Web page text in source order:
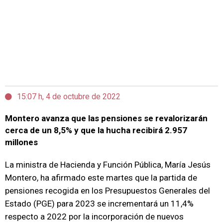
15:07 h, 4 de octubre de 2022
Montero avanza que las pensiones se revalorizarán
cerca de un 8,5% y que la hucha recibirá 2.957
millones
La ministra de Hacienda y Función Pública, María Jesús
Montero, ha afirmado este martes que la partida de
pensiones recogida en los Presupuestos Generales del
Estado (PGE) para 2023 se incrementará un 11,4%
respecto a 2022 por la incorporación de nuevos